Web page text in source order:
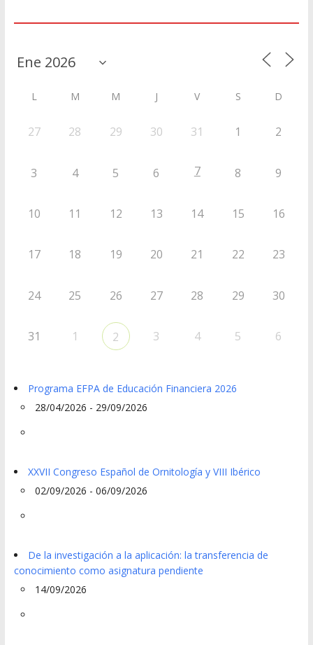
L M M J V S D
27 28 29 30 31 1 2
3 4 5 6 7 8 9
10 11 12 13 14 15 16
17 18 19 20 21 22 23
24 25 26 27 28 29 30
31 1 2 3 4 5 6
Programa EFPA de Educación Financiera 2026
28/04/2026 - 29/09/2026
XXVII Congreso Español de Ornitología y VIII Ibérico
02/09/2026 - 06/09/2026
De la investigación a la aplicación: la transferencia de
conocimiento como asignatura pendiente
14/09/2026